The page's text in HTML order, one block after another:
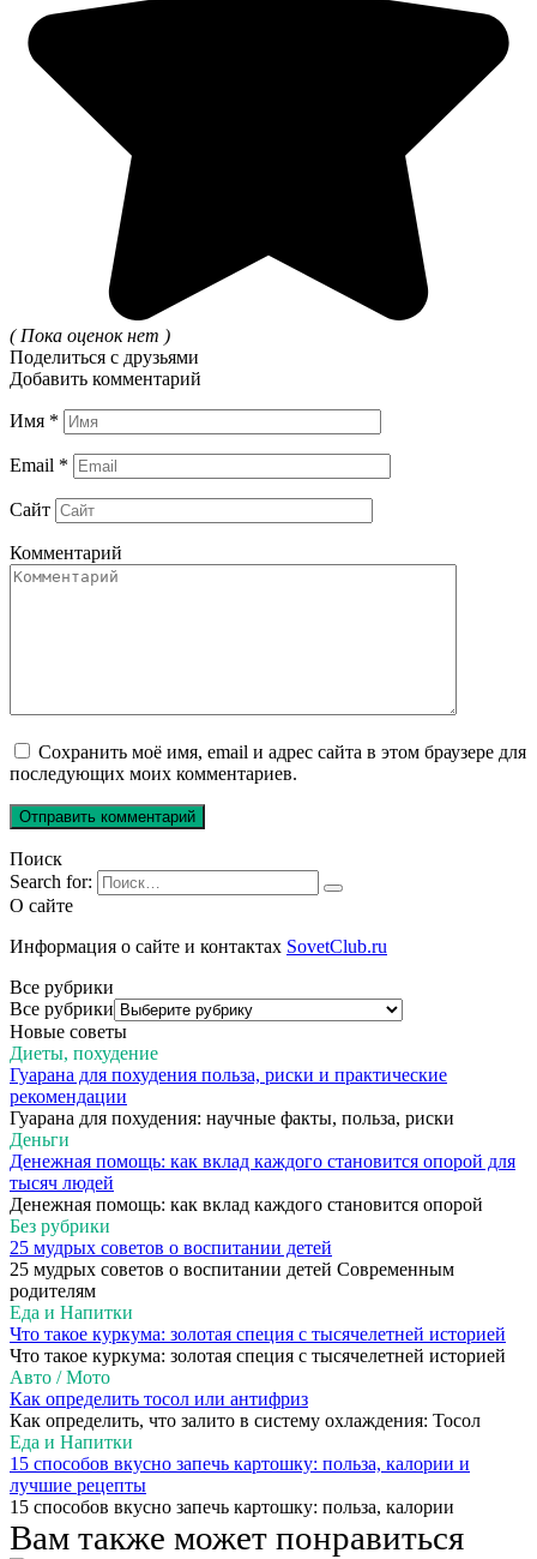
( Пока оценок нет )
Поделиться с друзьями
Добавить комментарий
Имя *
Email *
Сайт
Комментарий
Сохранить моё имя, email и адрес сайта в этом браузере для
последующих моих комментариев.
Поиск
Search for:
О сайте
Информация о сайте и контактах SovetClub.ru
Все рубрики
Все рубрики
Новые советы
Диеты, похудение
Гуарана для похудения польза, риски и практические
рекомендации
Гуарана для похудения: научные факты, польза, риски
Деньги
Денежная помощь: как вклад каждого становится опорой для
тысяч людей
Денежная помощь: как вклад каждого становится опорой
Без рубрики
25 мудрых советов о воспитании детей
25 мудрых советов о воспитании детей Современным
родителям
Еда и Напитки
Что такое куркума: золотая специя с тысячелетней историей
Что такое куркума: золотая специя с тысячелетней историей
Авто / Мото
Как определить тосол или антифриз
Как определить, что залито в систему охлаждения: Тосол
Еда и Напитки
15 способов вкусно запечь картошку: польза, калории и
лучшие рецепты
15 способов вкусно запечь картошку: польза, калории
Вам также может понравиться